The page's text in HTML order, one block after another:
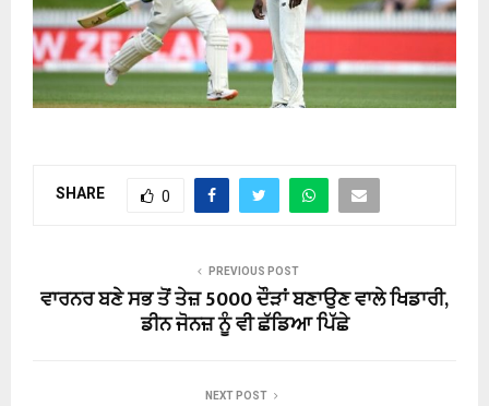
SHARE 0
PREVIOUS POST
ਵਾਰਨਰ ਬਣੇ ਸਭ ਤੋਂ ਤੇਜ਼ 5000 ਦੌੜਾਂ ਬਣਾਉਣ ਵਾਲੇ ਖਿਡਾਰੀ,
ਡੀਨ ਜੋਨਜ਼ ਨੂੰ ਵੀ ਛੱਡਿਆ ਪਿੱਛੇ
NEXT POST